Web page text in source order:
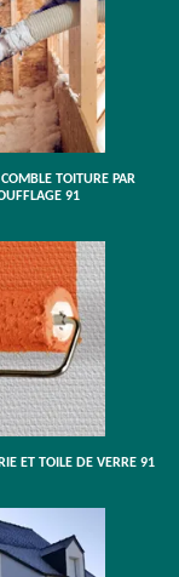
TOITURE PAR
91
ET TOILE DE VERRE 91